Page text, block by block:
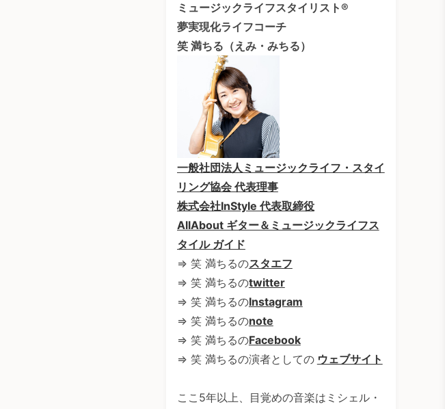
ミュージックライフスタイリスト®
夢実現化ライフコーチ
笑 満ちる（えみ・みちる）
一般社団法人ミュージックライフ・スタイ
リング協会 代表理事
株式会社InStyle 代表取締役
AllAbout ギター＆ミュージックライフス
タイル ガイド
⇒ 笑 満ちるのスタエフ
⇒ 笑 満ちるのtwitter
⇒ 笑 満ちるのInstagram
⇒ 笑 満ちるのnote
⇒ 笑 満ちるのFacebook
⇒ 笑 満ちるの演者としての ウェブサイト
ここ5年以上、目覚めの音楽はミシェル・